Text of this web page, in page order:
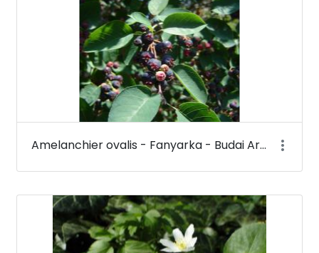
Amelanchier ovalis - Fanyarka - Budai Arborétum